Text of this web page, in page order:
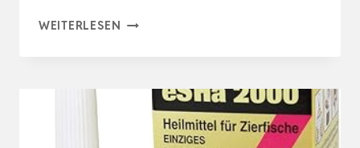
WEITERLESEN AQUA-
MILCHSÄUREBAKTERIEN-
KONZENTRAT